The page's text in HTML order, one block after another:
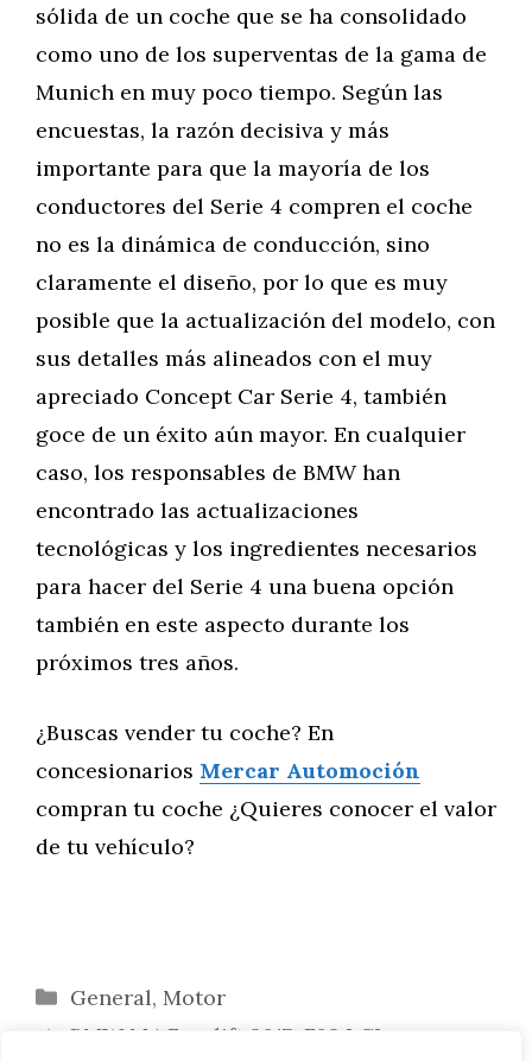
sólida de un coche que se ha consolidado
como uno de los superventas de la gama de
Munich en muy poco tiempo. Según las
encuestas, la razón decisiva y más
importante para que la mayoría de los
conductores del Serie 4 compren el coche
no es la dinámica de conducción, sino
claramente el diseño, por lo que es muy
posible que la actualización del modelo, con
sus detalles más alineados con el muy
apreciado Concept Car Serie 4, también
goce de un éxito aún mayor. En cualquier
caso, los responsables de BMW han
encontrado las actualizaciones
tecnológicas y los ingredientes necesarios
para hacer del Serie 4 una buena opción
también en este aspecto durante los
próximos tres años.
¿Buscas vender tu coche? En
concesionarios Mercar Automoción
compran tu coche ¿Quieres conocer el valor
de tu vehículo?
Categorías
General, Motor
BMW M4 Facelift 2017: F82 LCI en un